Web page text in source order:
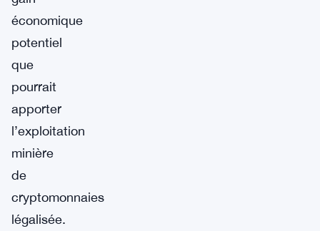
économique
potentiel
que
pourrait
apporter
l’exploitation
minière
de
cryptomonnaies
légalisée.